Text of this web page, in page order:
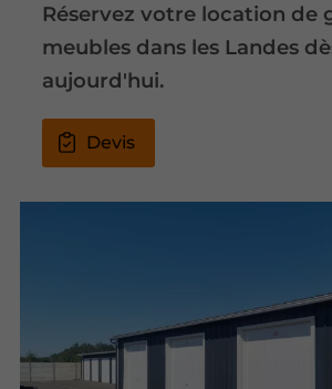
Réservez votre location de
meubles dans les Landes
aujourd'hui.
Devis